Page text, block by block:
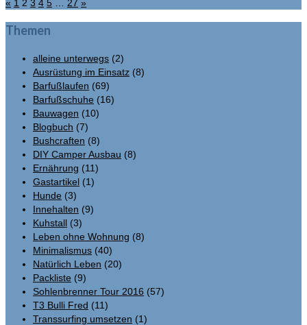
Seitennummerierung
der
Beiträge
« 1 2 3 4 5 27 »
Themen
alleine unterwegs (2)
Ausrüstung im Einsatz (8)
Barfußlaufen (69)
Barfußschuhe (16)
Bauwagen (10)
Blogbuch (7)
Bushcraften (8)
DIY Camper Ausbau (8)
Ernährung (11)
Gastartikel (1)
Hunde (3)
Innehalten (9)
Kuhstall (3)
Leben ohne Wohnung (8)
Minimalismus (40)
Natürlich Leben (20)
Packliste (9)
Sohlenbrenner Tour 2016 (57)
T3 Bulli Fred (11)
Transsurfing umsetzen (1)